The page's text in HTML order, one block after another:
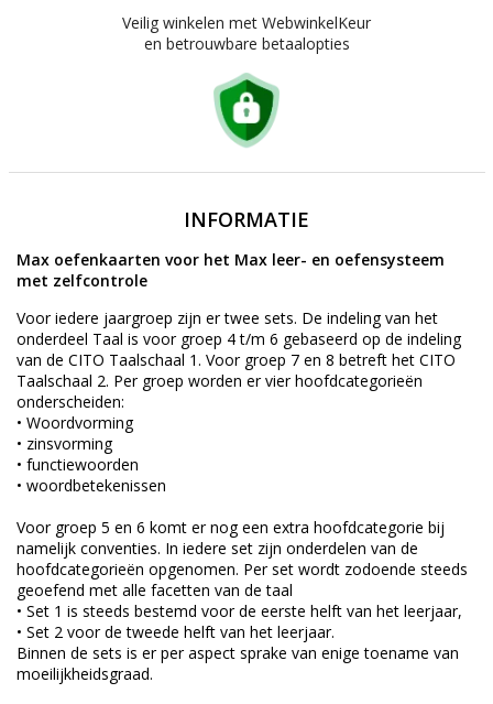
Veilig winkelen met WebwinkelKeur
en betrouwbare betaalopties
INFORMATIE
Max oefenkaarten voor het Max leer- en oefensysteem
met zelfcontrole
Voor iedere jaargroep zijn er twee sets. De indeling van het
onderdeel Taal is voor groep 4 t/m 6 gebaseerd op de indeling
van de CITO Taalschaal 1. Voor groep 7 en 8 betreft het CITO
Taalschaal 2. Per groep worden er vier hoofdcategorieën
onderscheiden:
• Woordvorming
• zinsvorming
• functiewoorden
• woordbetekenissen
Voor groep 5 en 6 komt er nog een extra hoofdcategorie bij
namelijk conventies. In iedere set zijn onderdelen van de
hoofdcategorieën opgenomen. Per set wordt zodoende steeds
geoefend met alle facetten van de taal
• Set 1 is steeds bestemd voor de eerste helft van het leerjaar,
• Set 2 voor de tweede helft van het leerjaar.
Binnen de sets is er per aspect sprake van enige toename van
moeilijkheidsgraad.